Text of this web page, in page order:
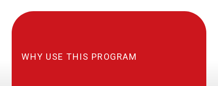
WHY USE THIS PROGRAM